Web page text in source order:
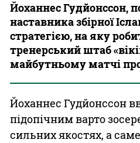
Йоханнес Гудйонссон,
наставника збірної
стратегією, на яку
тренерський штаб
майбутньому матчі
Йоханнес Гудйонссон
підопічним варто
сильних якостях, а